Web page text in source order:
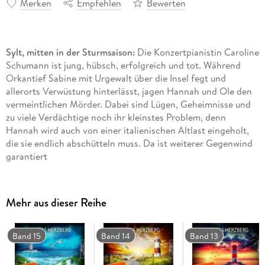
Merken Empfehlen Bewerten
Sylt, mitten in der Sturmsaison:Die Konzertpianistin Caroline
Schumann ist jung, hübsch, erfolgreich und tot. Während
Orkantief Sabine mit Urgewalt über die Insel fegt und
allerorts Verwüstung hinterlässt, jagen Hannah und Ole den
vermeintlichen Mörder. Dabei sind Lügen, Geheimnisse und
zu viele Verdächtige noch ihr kleinstes Problem, denn
Hannah wird auch von einer italienischen Altlast eingeholt,
die sie endlich abschütteln muss. Da ist weiterer Gegenwind
garantiert
ermittelt" . Jeder Fall ist in sich abgeschlossen. Es kann
allerdings nicht schaden, auch die vorangegangenen Fälle zu
kennen ;)
Bisher erschienen:
" Ausgerechnet Sylt"
Mehr aus dieser Reihe
Band 15 Band 14 Band 13